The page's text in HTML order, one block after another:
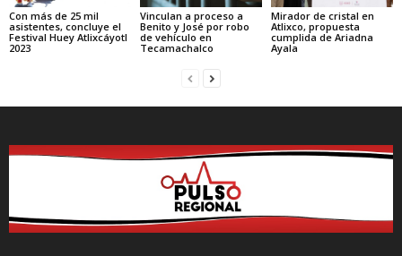
Con más de 25 mil
asistentes, concluye el
Festival Huey Atlixcáyotl
2023
Vinculan a proceso a
Benito y José por robo
de vehículo en
Tecamachalco
Mirador de cristal en
Atlixco, propuesta
cumplida de Ariadna
Ayala